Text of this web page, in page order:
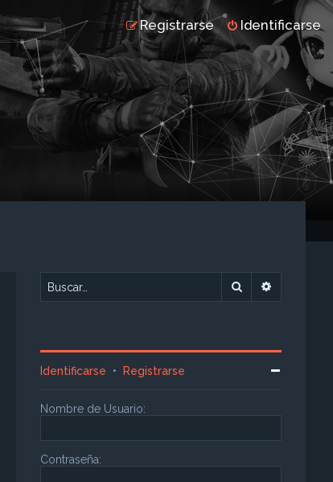
Identificarse
Registrarse
Buscar
Identificarse • Registrarse
Nombre de Usuario:
Contraseña: